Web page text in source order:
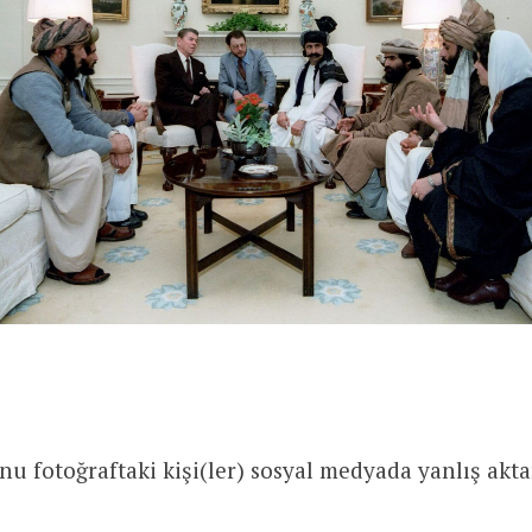
fotoğraftaki kişi(ler) sosyal medyada yanlış